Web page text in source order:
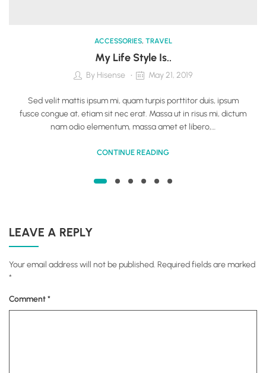
ACCESSORIES, TRAVEL
My Life Style Is..
By Hisense May 21, 2019
Sed velit mattis ipsum mi, quam turpis porttitor duis, ipsum
fusce congue at, etiam sit nec erat. Massa ut in risus mi, dictum
nam odio elementum, massa amet et libero,…
CONTINUE READING
LEAVE A REPLY
Your email address will not be published. Required fields are marked
*
Comment*